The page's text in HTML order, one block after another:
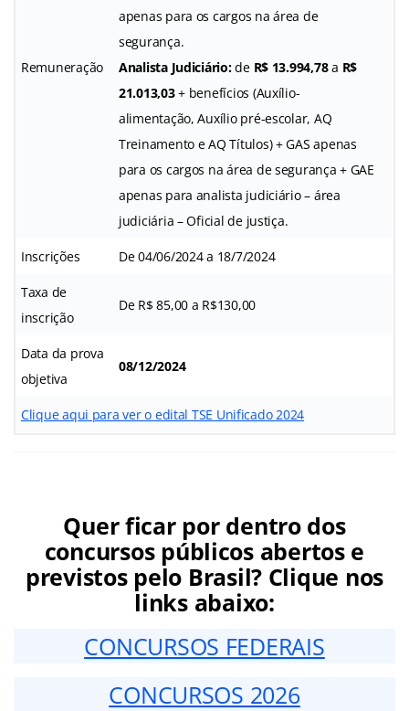
Remuneração
apenas para os cargos na área de
segurança.
Analista Judiciário:de R$ 13.994,78a R$
21.013,03+ benefícios (Auxílio-
alimentação, Auxílio pré-escolar, AQ
Treinamento e AQ Títulos) + GAS apenas
para os cargos na área de segurança + GAE
apenas para analista judiciário – área
judiciária – Oficial de justiça.
Inscrições De 04/06/2024 a 18/7/2024
Taxa de
inscrição
De R$ 85,00 a R$130,00
Data da prova
objetiva
08/12/2024
Clique aqui para ver o edital TSE Unificado 2024
Quer ficar por dentro dos
concursos públicos abertos e
previstos pelo Brasil? Clique nos
links abaixo:
CONCURSOS FEDERAIS
CONCURSOS 2026